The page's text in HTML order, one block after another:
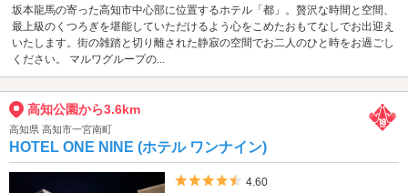
坂本龍馬の寄った高知市中心部に位置するホテル「都」。贅沢な時間と空間、
最上級のくつろぎを堪能していただけるよう心をこめたおもてなしでお出迎え
いたします。街の雑踏と切り離された静寂の空間でお二人のひと時をお過ごし
ください。 マルワグループの...
高知公園から3.6km
高知県 高知市一宮南町
HOTEL ONE NINE (ホテル ワンナイン)
5つ星のうち4.5
4.60